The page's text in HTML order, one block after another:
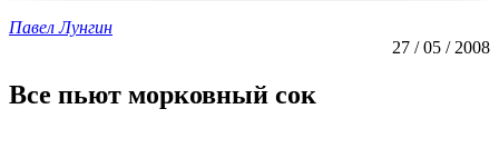
Павел Лунгин
27 / 05 / 2008
Все пьют морковный сок